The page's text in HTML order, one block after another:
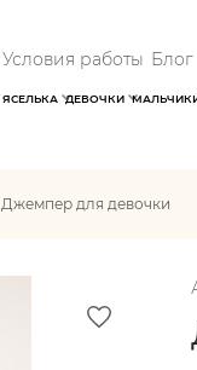
Условия работы Блог
ЯСЕЛЬКА ДЕВОЧКИ
Джемпер для девочки